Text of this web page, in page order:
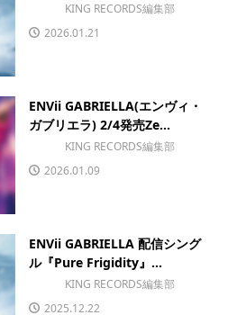
KING RECORDS編集部
2026.01.21
ENVii GABRIELLA(エンヴィ・
ガブリエラ) 2/4発売Ze...
KING RECORDS編集部
2026.01.09
ENVii GABRIELLA 配信シング
ル『Pure Frigidity』...
KING RECORDS編集部
2025.12.22